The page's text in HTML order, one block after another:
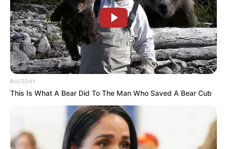
BUZZDAY
This Is What A Bear Did To The Man Who Saved A Bear Cub